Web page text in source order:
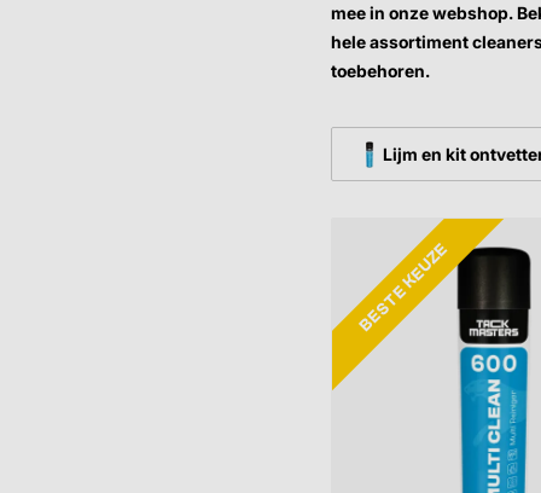
mee in onze webshop.
hele assortiment
toebehoren.
Lijm en kit
BESTE KEUZE